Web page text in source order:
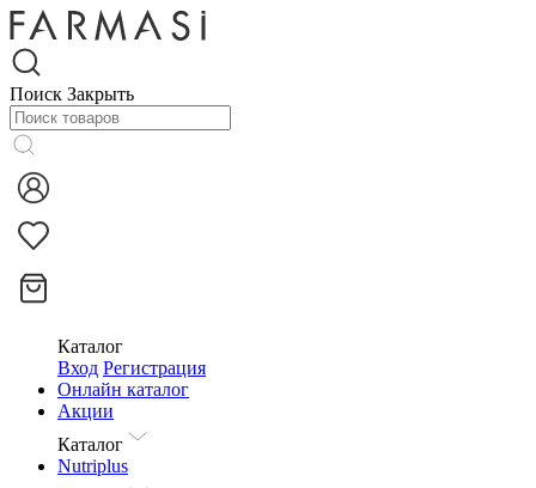
Поиск Закрыть
Каталог
Вход Регистрация
Онлайн каталог
Акции
Каталог
Nutriplus